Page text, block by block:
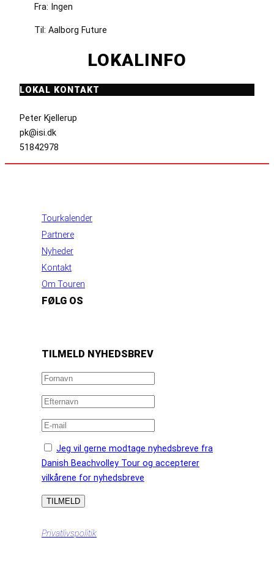
Fra: Ingen
Til: Aalborg Future
LOKALINFO
LOKAL KONTAKT
Peter Kjellerup
pk@isi.dk
51842978
Tourkalender
Partnere
Nyheder
Kontakt
Om Touren
FØLG OS
TILMELD NYHEDSBREV
Jeg vil gerne modtage nyhedsbreve fra
Danish Beachvolley Tour og accepterer
vilkårene for nyhedsbreve
Privatlivspolitik